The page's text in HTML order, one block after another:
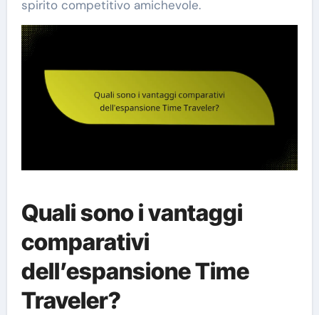
spirito competitivo amichevole.
Quali sono i vantaggi
comparativi
dell’espansione Time
Traveler?